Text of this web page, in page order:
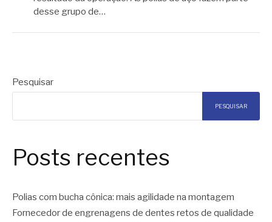
desse grupo de…
Pesquisar
PESQUISAR
Posts recentes
Polias com bucha cônica: mais agilidade na montagem
Fornecedor de engrenagens de dentes retos de qualidade